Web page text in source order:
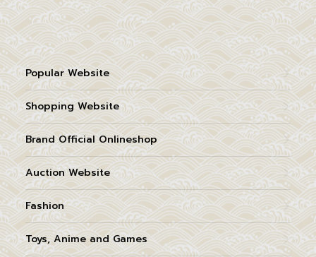
Popular Website
Shopping Website
Brand Official Onlineshop
Auction Website
Fashion
Toys, Anime and Games